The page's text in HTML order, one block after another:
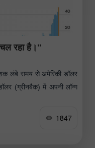
रहा है।"
लंबे समय से अमेरिकी डॉलर
(ग्रीनबैक) में अपनी लॉन्ग
1847